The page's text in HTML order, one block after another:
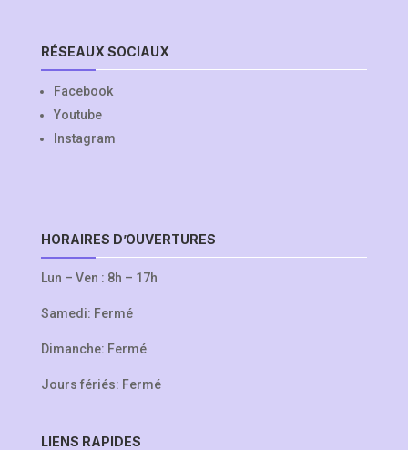
RÉSEAUX SOCIAUX
Facebook
Youtube
Instagram
HORAIRES D’OUVERTURES
Lun – Ven : 8h – 17h
Samedi: Fermé
Dimanche: Fermé
Jours fériés: Fermé
LIENS RAPIDES